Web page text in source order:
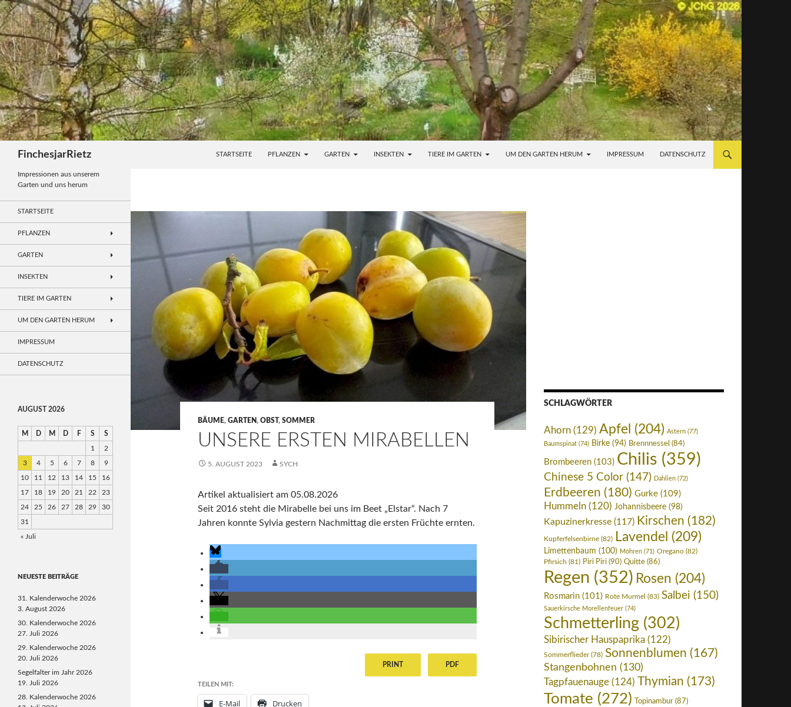
Zum
Inhalt
springen
FinchesjarRietz STARTSEITE PFLANZEN GARTEN INSEKTEN TIERE IM GARTEN UM DEN GARTEN HERUM IMPRESSUM DATENSCHUTZ
BÄUME, GARTEN, OBST, SOMMER
UNSERE ERSTEN MIRABELLEN
5. AUGUST 2023 SYCH
Artikel aktualisiert am 05.08.2026
Seit 2016 steht die Mirabelle bei uns im Beet „Elstar“. Nach 7
Jahren konnte Sylvia gestern Nachmittag die ersten Früchte ernten.
PRINT PDF
TEILEN MIT:
E-Mail Drucken
SCHLAGWÖRTER
Ahorn (129) Apfel (204) Astern (77)
Baumspinat (74) Birke (94) Brennnessel (84)
Brombeeren (103) Chilis (359)
Chinese 5 Color (147) Dahlien (72)
Erdbeeren (180) Gurke (109)
Hummeln (120) Johannisbeere (98)
Kapuzinerkresse (117) Kirschen (182)
Kupferfelsenbirne (82) Lavendel (209)
Limettenbaum (100) Möhren (71) Oregano (82)
Pfirsich (81) Piri Piri (90) Quitte (86)
Regen (352) Rosen (204)
Rosmarin (101) Rote Murmel (83) Salbei (150)
Sauerkirsche Morellenfeuer (74)
Schmetterling (302)
Sibirischer Hauspaprika (122)
Sommerflieder(78) Sonnenblumen (167)
Stangenbohnen (130)
Tagpfauenauge (124) Thymian (173)
Tomate (272) Topinambur (87)
Impressionen aus unserem
Garten und uns herum
STARTSEITE
PFLANZEN
GARTEN
INSEKTEN
TIERE IM GARTEN
UM DEN GARTEN HERUM
IMPRESSUM
DATENSCHUTZ
AUGUST 2026
M D M D F S S
1 2
3 4 5 6 7 8 9
10 11 12 13 14 15 16
17 18 19 20 21 22 23
24 25 26 27 28 29 30
31
« Juli
NEUESTE BEITRÄGE
31. Kalenderwoche 2026
3. August 2026
30. Kalenderwoche 2026
27. Juli 2026
29. Kalenderwoche 2026
20. Juli 2026
Segelfalter im Jahr 2026
19. Juli 2026
28. Kalenderwoche 2026